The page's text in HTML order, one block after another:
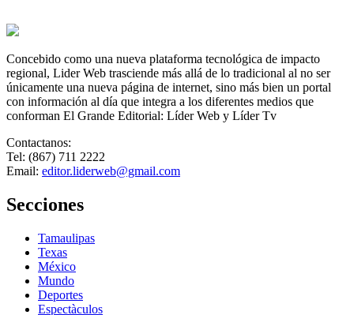
Concebido como una nueva plataforma tecnológica de impacto
regional, Lider Web trasciende más allá de lo tradicional al no ser
únicamente una nueva página de internet, sino más bien un portal
con información al día que integra a los diferentes medios que
conforman El Grande Editorial: Líder Web y Líder Tv
Contactanos:
Tel: (867) 711 2222
Email: editor.liderweb@gmail.com
Secciones
Tamaulipas
Texas
México
Mundo
Deportes
Espectàculos